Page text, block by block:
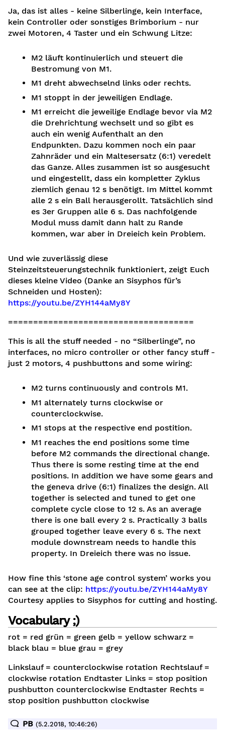
Ja, das ist alles - keine Silberlinge, kein Interface,
kein Controller oder sonstiges Brimborium - nur
zwei Motoren, 4 Taster und ein Schwung Litze:
M2 läuft kontinuierlich und steuert die
Bestromung von M1.
M1 dreht abwechselnd links oder rechts.
M1 stoppt in der jeweiligen Endlage.
M1 erreicht die jeweilige Endlage bevor via M2
die Drehrichtung wechselt und so gibt es
auch ein wenig Aufenthalt an den
Endpunkten. Dazu kommen noch ein paar
Zahnräder und ein Maltesersatz (6:1) veredelt
das Ganze. Alles zusammen ist so ausgesucht
und eingestellt, dass ein kompletter Zyklus
ziemlich genau 12 s benötigt. Im Mittel kommt
alle 2 s ein Ball herausgerollt. Tatsächlich sind
es 3er Gruppen alle 6 s. Das nachfolgende
Modul muss damit dann halt zu Rande
kommen, war aber in Dreieich kein Problem.
Und wie zuverlässig diese
Steinzeitsteuerungstechnik funktioniert, zeigt Euch
dieses kleine Video (Danke an Sisyphos für’s
Schneiden und Hosten):
https://youtu.be/ZYH144aMy8Y
=====================================
This is all the stuff needed - no “Silberlinge”, no
interfaces, no micro controller or other fancy stuff -
just 2 motors, 4 pushbuttons and some wiring:
M2 turns continuously and controls M1.
M1 alternately turns clockwise or
counterclockwise.
M1 stops at the respective end postition.
M1 reaches the end positions some time
before M2 commands the directional change.
Thus there is some resting time at the end
positions. In addition we have some gears and
the geneva drive (6:1) finalizes the design. All
together is selected and tuned to get one
complete cycle close to 12 s. As an average
there is one ball every 2 s. Practically 3 balls
grouped together leave every 6 s. The next
module downstream needs to handle this
property. In Dreieich there was no issue.
How fine this ‘stone age control system’ works you
can see at the clip: https://youtu.be/ZYH144aMy8Y
Courtesy applies to Sisyphos for cutting and hosting.
Vocabulary ;)
rot = red grün = green gelb = yellow schwarz =
black blau = blue grau = grey
Linkslauf = counterclockwise rotation Rechtslauf =
clockwise rotation Endtaster Links = stop position
pushbutton counterclockwise Endtaster Rechts =
stop position pushbutton clockwise
PB (5.2.2018, 10:46:26)